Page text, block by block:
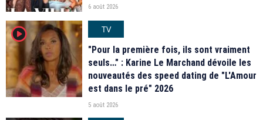
6 août 2026
player2
TV
"Pour la première fois, ils sont vraiment
seuls…" : Karine Le Marchand dévoile les
nouveautés des speed dating de "L'Amour
est dans le pré" 2026
5 août 2026